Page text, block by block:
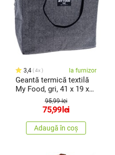
3,4 4x la furnizor
Geantă termică textilă
My Food, gri, 41 x 19 x
95,99 lei
75,99 lei
Adaugă în coș